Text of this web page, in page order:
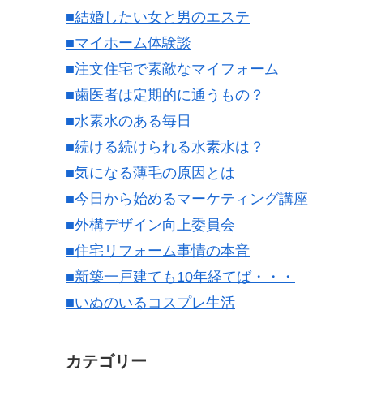
■結婚したい女と男のエステ
■マイホーム体験談
■注文住宅で素敵なマイフォーム
■歯医者は定期的に通うもの？
■水素水のある毎日
■続ける続けられる水素水は？
■気になる薄毛の原因とは
■今日から始めるマーケティング講座
■外構デザイン向上委員会
■住宅リフォーム事情の本音
■新築一戸建ても10年経てば・・・
■いぬのいるコスプレ生活
カテゴリー